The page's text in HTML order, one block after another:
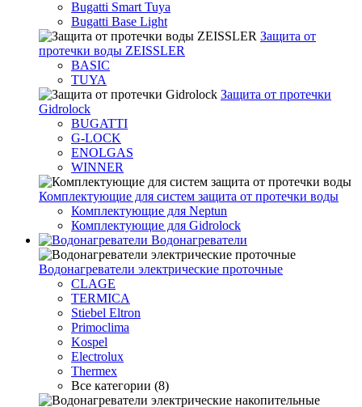
Bugatti Smart Tuya
Bugatti Base Light
Защита от
протечки воды ZEISSLER
BASIC
TUYA
Защита от протечки
Gidrolock
BUGATTI
G-LOCK
ENOLGAS
WINNER
Комплектующие для систем защита от протечки воды
Комплектующие для Neptun
Комплектующие для Gidrolock
Водонагреватели
Водонагреватeли электрические проточные
CLAGE
TERMICA
Stiebel Eltron
Primoclima
Kospel
Electrolux
Thermex
Все категории (8)